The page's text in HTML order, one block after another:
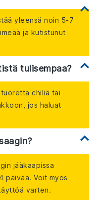
yleensä noin 5-7
ja kutistunut
tulisempaa?
chiliä tai
jos haluat
jääkaapissa
päivää. Voit myös
varten.